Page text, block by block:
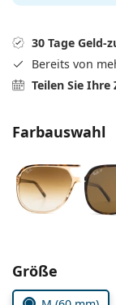
Persol
Prada
Alle Marken
30 Tage Geld-
Bereits von
Teilen Sie
Farbauswahl
Parameter
Größe